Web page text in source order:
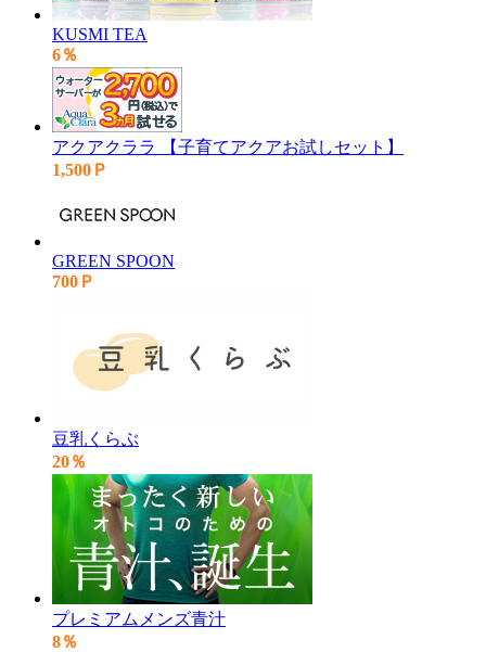
KUSMI TEA
6％
アクアクララ 【子育てアクアお試しセット】
1,500Ｐ
GREEN SPOON
700Ｐ
豆乳くらぶ
20％
プレミアムメンズ青汁
8％